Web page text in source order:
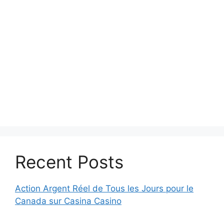
Recent Posts
Action Argent Réel de Tous les Jours pour le
Canada sur Casina Casino